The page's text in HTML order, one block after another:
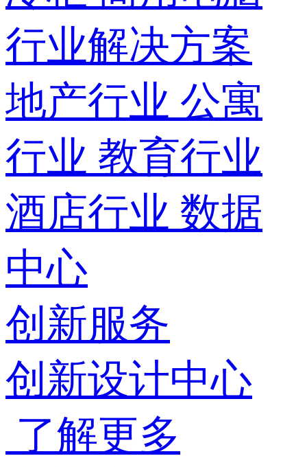
行业解决方案
地产行业 公寓
行业 教育行业
酒店行业 数据
中心
创新服务
创新设计中心
了解更多